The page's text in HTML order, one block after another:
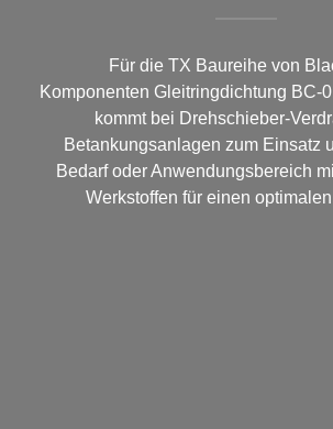
Für die TX Baureihe von
Komponenten Gleitringdichtung BC-
kommt bei Drehschieber-
Betankungsanlagen zum Einsatz
Bedarf oder Anwendungsbereich
Werkstoffen für einen